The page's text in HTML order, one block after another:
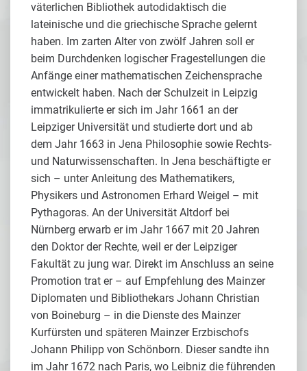
väterlichen Bibliothek autodidaktisch die
lateinische und die griechische Sprache gelernt
haben. Im zarten Alter von zwölf Jahren soll er
beim Durchdenken logischer Fragestellungen die
Anfänge einer mathematischen Zeichensprache
entwickelt haben. Nach der Schulzeit in Leipzig
immatrikulierte er sich im Jahr 1661 an der
Leipziger Universität und studierte dort und ab
dem Jahr 1663 in Jena Philosophie sowie Rechts-
und Naturwissenschaften. In Jena beschäftigte er
sich – unter Anleitung des Mathematikers,
Physikers und Astronomen Erhard Weigel – mit
Pythagoras. An der Universität Altdorf bei
Nürnberg erwarb er im Jahr 1667 mit 20 Jahren
den Doktor der Rechte, weil er der Leipziger
Fakultät zu jung war. Direkt im Anschluss an seine
Promotion trat er – auf Empfehlung des Mainzer
Diplomaten und Bibliothekars Johann Christian
von Boineburg – in die Dienste des Mainzer
Kurfürsten und späteren Mainzer Erzbischofs
Johann Philipp von Schönborn. Dieser sandte ihn
im Jahr 1672 nach Paris, wo Leibniz die führenden